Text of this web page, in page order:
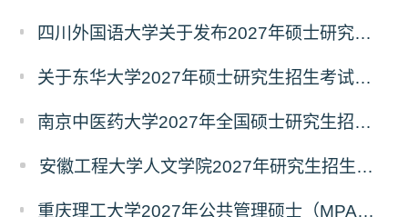
四川外国语大学关于发布2027年硕士研究生招生考试自命题科目大纲的公告
关于东华大学2027年硕士研究生招生考试（初试）招生目录拟调整公告（一）
南京中医药大学2027年全国硕士研究生招生考试初试自命题科目考试内容及参考书目
安徽工程大学人文学院2027年研究生招生简章
重庆理工大学2027年公共管理硕士（MPA）专业学位研究生（双证）报考